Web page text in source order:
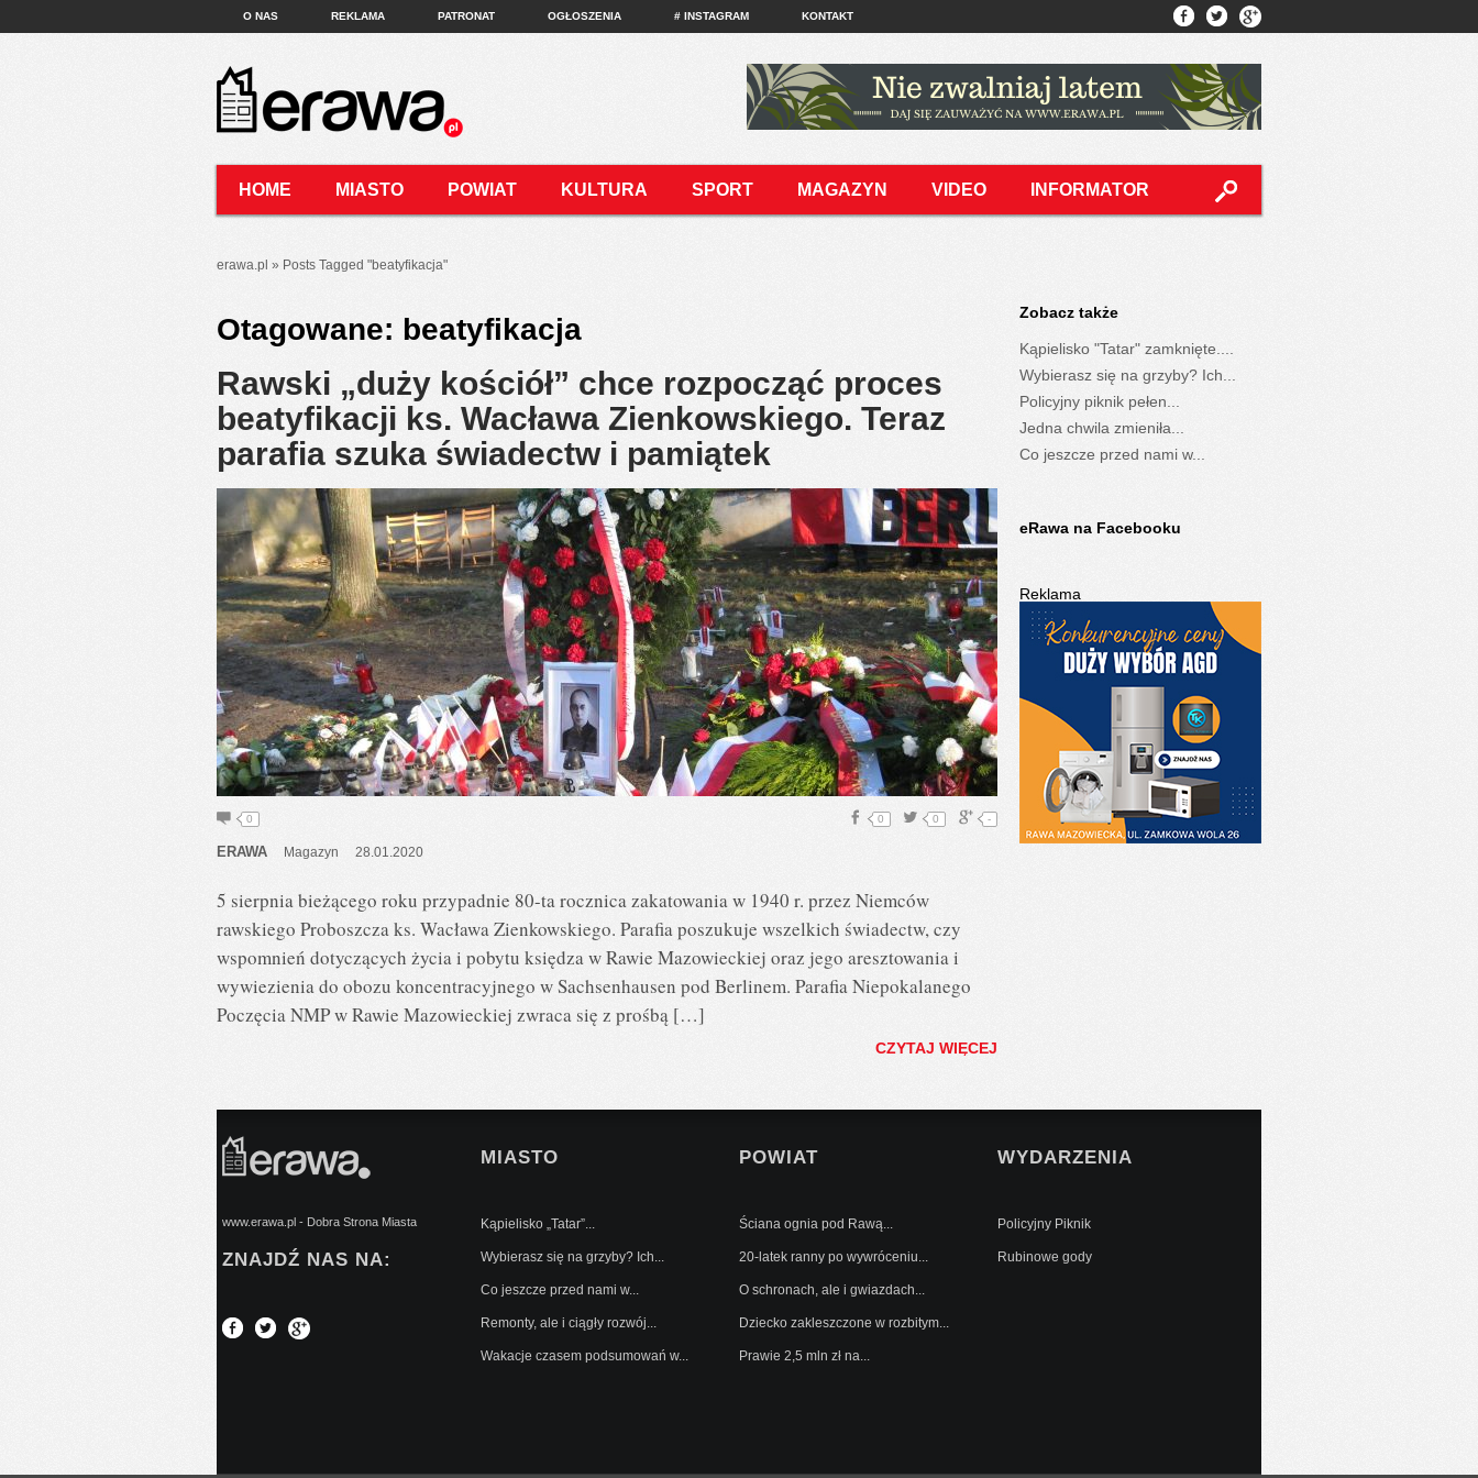
O NAS REKLAMA PATRONAT OGŁOSZENIA # INSTAGRAM KONTAKT
HOME MIASTO POWIAT KULTURA SPORT MAGAZYN VIDEO INFORMATOR
erawa.pl » Posts Tagged "beatyfikacja"
Otagowane: beatyfikacja
Rawski „duży kościół” chce rozpocząć proces
beatyfikacji ks. Wacława Zienkowskiego. Teraz
parafia szuka świadectw i pamiątek
0 -
0
0
ERAWA Magazyn 28.01.2020
5 sierpnia bieżącego roku przypadnie 80-ta rocznica zakatowania w 1940 r. przez Niemców
rawskiego Proboszcza ks. Wacława Zienkowskiego. Parafia poszukuje wszelkich świadectw, czy
wspomnień dotyczących życia i pobytu księdza w Rawie Mazowieckiej oraz jego aresztowania i
wywiezienia do obozu koncentracyjnego w Sachsenhausen pod Berlinem. Parafia Niepokalanego
Poczęcia NMP w Rawie Mazowieckiej zwraca się z prośbą […]
CZYTAJ WIĘCEJ
Zobacz także
Kąpielisko "Tatar" zamknięte....
Wybierasz się na grzyby? Ich...
Policyjny piknik pełen...
Jedna chwila zmieniła...
Co jeszcze przed nami w...
eRawa na Facebooku
Reklama
www.erawa.pl - Dobra Strona Miasta
ZNAJDŹ NAS NA:
MIASTO
Kąpielisko „Tatar”...
Wybierasz się na grzyby? Ich...
Co jeszcze przed nami w...
Remonty, ale i ciągły rozwój...
Wakacje czasem podsumowań w...
POWIAT
Ściana ognia pod Rawą...
20-latek ranny po wywróceniu...
O schronach, ale i gwiazdach...
Dziecko zakleszczone w rozbitym...
Prawie 2,5 mln zł na...
WYDARZENIA
Policyjny Piknik
Rubinowe gody